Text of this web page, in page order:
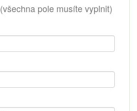
(všechna pole musíte vyplnit)